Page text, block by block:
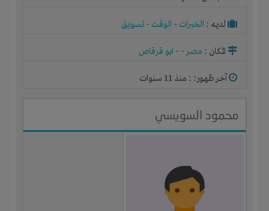
لديـه : الخبرات - الوقت - تسويق
المكان : مصر-
- ابو قرقاص
آخر ظهور: : منذ 11 سنوات
محمود السويسي